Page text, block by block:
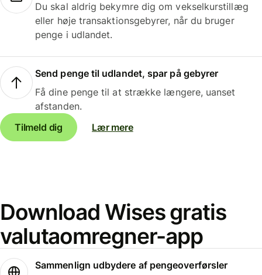
Du skal aldrig bekymre dig om vekselkurstillæg
eller høje transaktionsgebyrer, når du bruger
penge i udlandet.
Send penge til udlandet, spar på gebyrer
Få dine penge til at strække længere, uanset
afstanden.
Tilmeld dig
Lær mere
Download Wises gratis
valutaomregner-app
Sammenlign udbydere af pengeoverførsler